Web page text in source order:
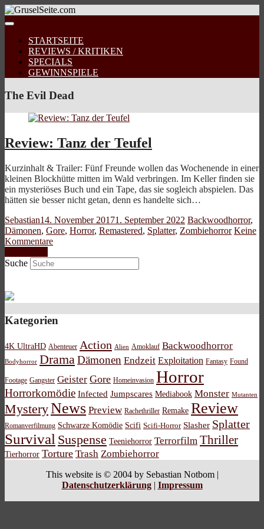
STARTSEITE
REVIEWS / KRITIKEN
SPECIALS
GEWINNSPIELE
The Evil Dead
Review: Tanz der Teufel
Kurzinhalt & Trailer: Fünf Freunde wollen das Wochenende in einer
kleinen Blockhütte mitten im Wald verbringen. Im Keller finden sie
ein mysteriöses Buch und ein Tape, das sie sogleich abspielen. Das
hätten sie besser nicht getan, denn es handelte sich…
Sebastian14. November 20171. September 2022 Backwoodhorror,
Dämonen, Gore, Horror, Remastered, Splatter, Zombiehorror Keine
Kommentare
Suche
Kategorien
4K UltraHD Abenteuer Action Alien Amoklauf Backwoodhorror
Bodyhorror Drama Dämonen Endzeit Exploitation Fantasy Found
Footage Gangster Geister Gore Homeinvasion Horror
Horrorkomödie Infected Jumpscares Mediabook Monster Mutanten
MysteryNews Preview Rachethriller Remake Review
Romanverfilmung Schwarze Komödie Scifi Scifi-Horror Slasher Splatter
Survival Suspense Teeniehorror Terrorfilm Thriller
Tierhorror Torture Trash Zombiehorror
This website is © 2004 by Sebastian Notbom |
Datenschutzerklärung| Impressum